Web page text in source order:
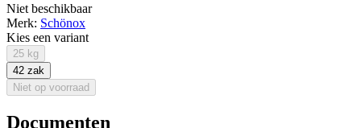
Niet beschikbaar
Merk: Schönox
Kies een variant
25 kg
42 zak
Niet op voorraad
Documenten